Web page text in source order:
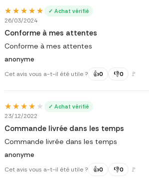
★★★★★
★★★★★ ✓ Achat vérifié
26/03/2024
Conforme à mes attentes
Conforme à mes attentes
anonyme
Cet avis vous a-t-il été utile ? 👍0 👎0 🚩
★★★★★
★★★★★ ✓ Achat vérifié
23/12/2022
Commande livrée dans les temps
Commande livrée dans les temps
anonyme
Cet avis vous a-t-il été utile ? 👍0 👎0 🚩